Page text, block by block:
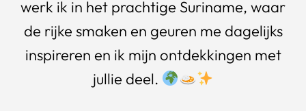
werk ik in het prachtige Suriname, waar
de rijke smaken en geuren me dagelijks
inspireren en ik mijn ontdekkingen met
jullie deel.